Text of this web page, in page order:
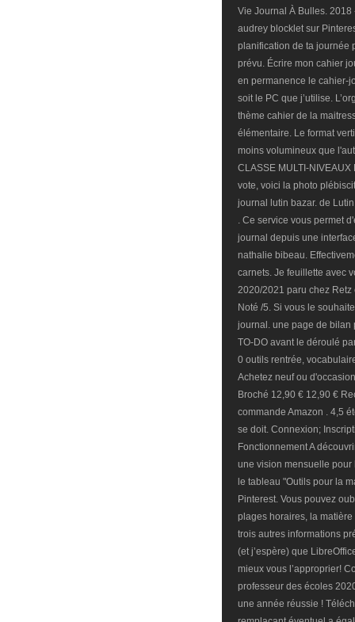
Vie Journal À Bulles.
audrey blocklet sur
planification de ta journée
prévu. Écrire mon cahier
en permanence le cahier-
soit le PC que j’utilise.
thème cahier de la
élémentaire. Le format
moins volumineux que
CLASSE MULTI-
vote, voici la photo
journal lutin bazar. de
. Ce service vous permet
journal depuis une
nathalie bibeau.
carnets. Je feuillette avec
2020/2021 paru chez
Noté /5. Si vous le
journal. une page de bilan
TO-DO avant le déroulé
0 outils rentrée,
Achetez neuf ou
Broché 12,90 € 12,90 €
commande Amazon . 4,5
se doit. Connexion;
Fonctionnement A
une vision mensuelle
le tableau "Outils pour la
Pinterest. Vous pouvez
plages horaires, la
trois autres informations
(et j’espère) que
mieux vous l’approprier!
professeur des écoles
une année réussie !